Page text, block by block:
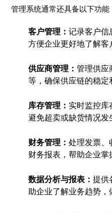
管理系统通常还具备以下功能
客户管理：记录客户信
方便企业更好地了解客
供应商管理：管理供应
等，确保供应链的稳定
库存管理： 实时监控库
避免超卖或缺货情况发
财务管理：处理发票、
财务报表，帮助企业掌
数据分析与报表：提供
助企业了解业务趋势，